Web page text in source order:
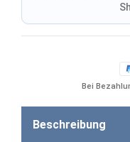
Bei
Beschreibung